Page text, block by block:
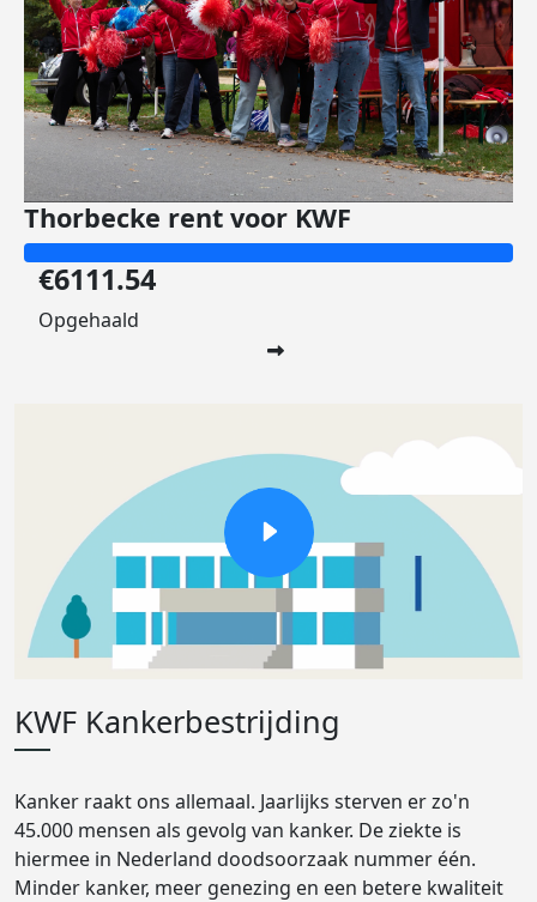
Thorbecke rent voor KWF
€6111.54
Opgehaald
KWF Kankerbestrijding
Kanker raakt ons allemaal. Jaarlijks sterven er zo'n
45.000 mensen als gevolg van kanker. De ziekte is
hiermee in Nederland doodsoorzaak nummer één.
Minder kanker, meer genezing en een betere kwaliteit